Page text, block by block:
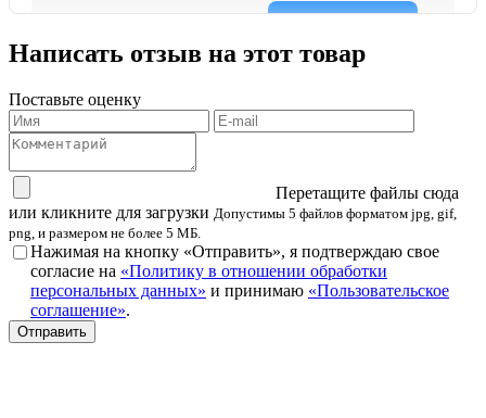
Написать отзыв на этот товар
Поставьте оценку
Перетащите файлы сюда
или кликните для загрузки Допустимы 5 файлов форматом jpg, gif,
png, и размером не более 5 МБ.
Нажимая на кнопку «Отправить», я подтверждаю свое
согласие на «Политику в отношении обработки
персональных данных» и принимаю «Пользовательское
соглашение».